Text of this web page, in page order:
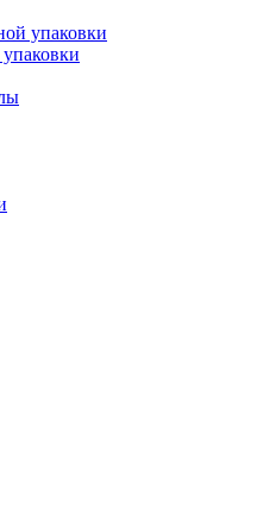
упаковки